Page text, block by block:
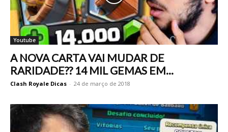
Youtube
A NOVA CARTA VAI MUDAR DE
RARIDADE?? 14 MIL GEMAS EM...
Clash Royale Dicas - 24 de março de 2018